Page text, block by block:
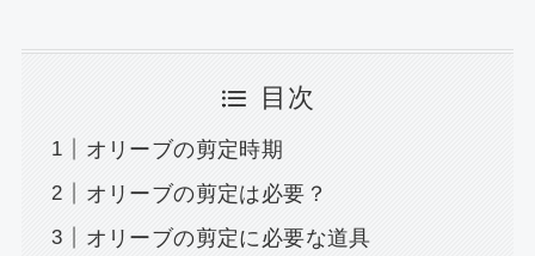
目次
オリーブの剪定時期
オリーブの剪定は必要？
オリーブの剪定に必要な道具